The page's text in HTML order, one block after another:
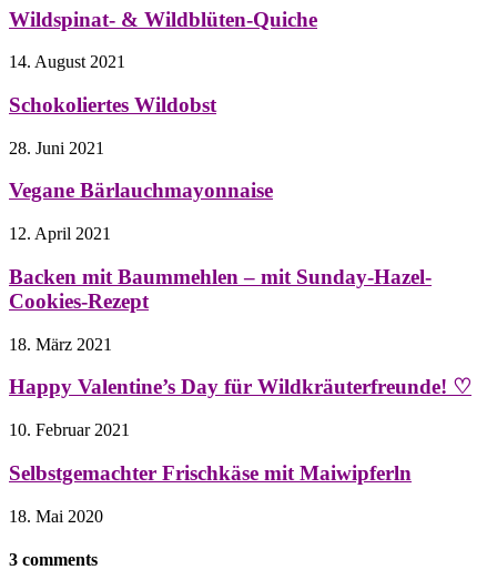
Wildspinat- & Wildblüten-Quiche
14. August 2021
Schokoliertes Wildobst
28. Juni 2021
Vegane Bärlauchmayonnaise
12. April 2021
Backen mit Baummehlen – mit Sunday-Hazel-
Cookies-Rezept
18. März 2021
Happy Valentine’s Day für Wildkräuterfreunde! ♡
10. Februar 2021
Selbstgemachter Frischkäse mit Maiwipferln
18. Mai 2020
3 comments